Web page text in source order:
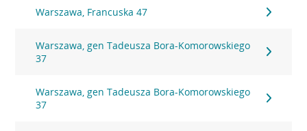
Warszawa, Francuska 47
Warszawa, gen Tadeusza Bora-Komorowskiego
37
Warszawa, gen Tadeusza Bora-Komorowskiego
37